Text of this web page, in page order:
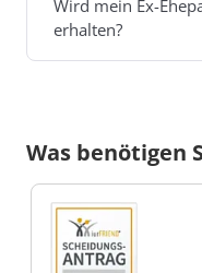
Wird mein Ex-
erhalten?
Was benötigen